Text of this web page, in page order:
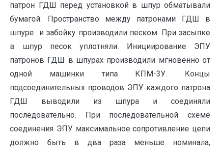
патрон ГДШ перед установкой в шпур обматывали
бумагой. Пространство между патронами ГДШ в
шпуре и забойку производили песком. При засыпке
в шпур песок уплотняли. Инициирование ЭПУ
патронов ГДШ в шпурах производили мгновенно от
одной машинки типа КПМ-3У. Концы
подсоединительных проводов ЭПУ каждого патрона
ГДШ выводили из шпура и соединяли
последовательно. При последовательной схеме
соединения ЭПУ максимальное сопротивление цепи
должно быть в два раза меньше номинала,